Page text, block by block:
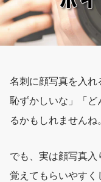
名刺に顔写真を入れ
恥ずかしいな」「ど
るかもしれませんね
でも、実は顔写真
覚えてもらいやすく